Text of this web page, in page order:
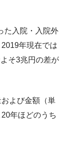
た入院・入院外
年現在では
そ3兆円の差が
よび金額（単
年ほどのうち